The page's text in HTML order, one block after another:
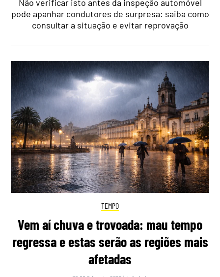
Não verificar isto antes da inspeção automóvel
pode apanhar condutores de surpresa: saiba como
consultar a situação e evitar reprovação
TEMPO
Vem aí chuva e trovoada: mau tempo
regressa e estas serão as regiões mais
afetadas